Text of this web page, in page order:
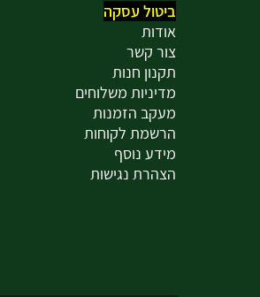
ביטול עסקה
אודות
צור קשר
תקנון חנות
מדיניות משלוחים
מעקב הזמנות
הרשמת לקוחות
מידע נוסף
הצהרת נגישות